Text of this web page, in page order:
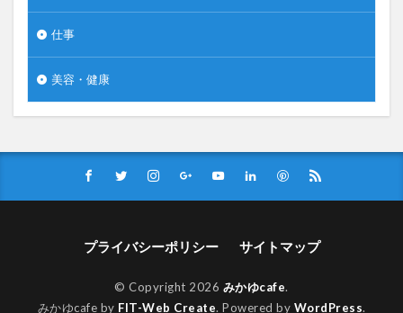
仕事
美容・健康
プライバシーポリシー サイトマップ
© Copyright 2026 みかゆcafe.
みかゆcafe by FIT-Web Create. Powered by WordPress.